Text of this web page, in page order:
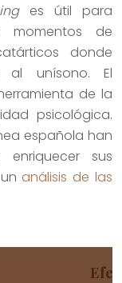
es útil para
momentos de
donde
al unísono. El
de la
psicológica.
española han
sus
unanálisis de las